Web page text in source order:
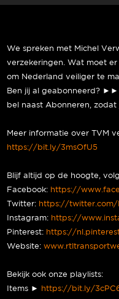
We spreken met Michel
verzekeringen. Wat moet
om Nederland veiliger te
Ben jij al geabonneerd? ►►
bel naast Abonneren,
Meer informatie over TVM
https://bit.ly/3msOfU5
Blijf altijd op de hoogte,
Facebook: https://
Twitter: https://twitter.com/
Instagram: https://
Pinterest: https://
Website:
Bekijk ook onze playlists:
Items ► https://bit.ly/